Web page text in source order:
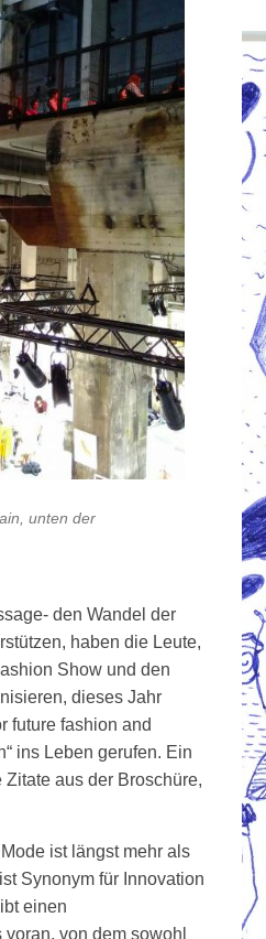
unten der
den Wandel der
haben die Leute,
Show und den
dieses Jahr
future fashion and
ins Leben gerufen. Ein
aus der Broschüre,
ist längst mehr als
Synonym für Innovation
einen
von dem sowohl